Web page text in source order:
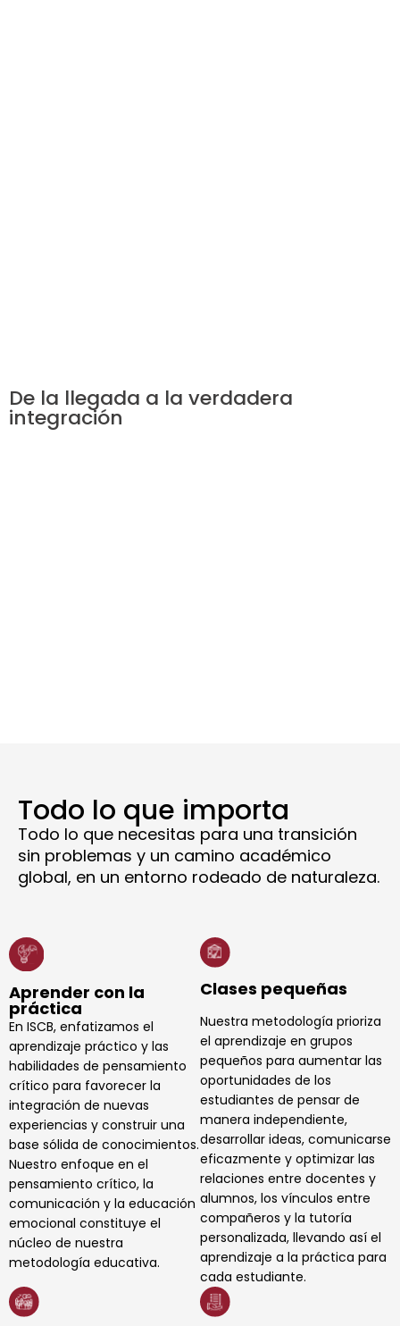
De la llegada a la verdadera
integración
Todo lo que importa
Todo lo que necesitas para una transición
sin problemas y un camino académico
global, en un entorno rodeado de naturaleza.
Aprender con la
práctica
En ISCB, enfatizamos el
aprendizaje práctico y las
habilidades de pensamiento
crítico para favorecer la
integración de nuevas
experiencias y construir una
base sólida de conocimientos.
Nuestro enfoque en el
pensamiento crítico, la
comunicación y la educación
emocional constituye el
núcleo de nuestra
metodología educativa.
Clases pequeñas
Nuestra metodología prioriza
el aprendizaje en grupos
pequeños para aumentar las
oportunidades de los
estudiantes de pensar de
manera independiente,
desarrollar ideas, comunicarse
eficazmente y optimizar las
relaciones entre docentes y
alumnos, los vínculos entre
compañeros y la tutoría
personalizada, llevando así el
aprendizaje a la práctica para
cada estudiante.